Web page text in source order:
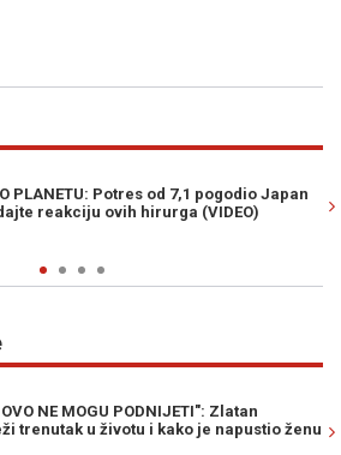
"izum" u trans bacio pivopije širom
radi...
Otkriveno gdje Zlato Dalić